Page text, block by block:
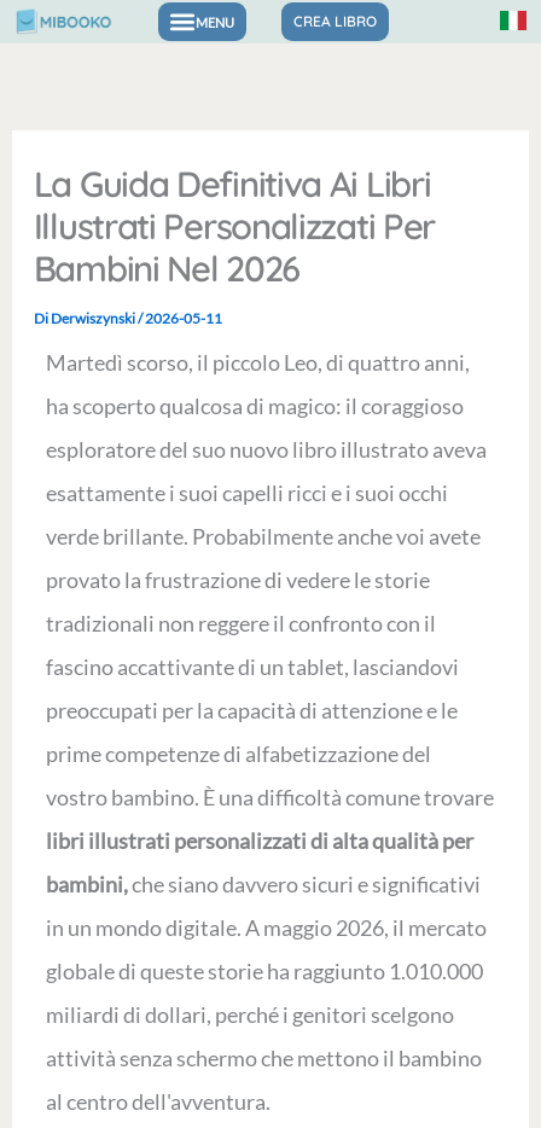
Vai
CREA LIBRO
La Guida Definitiva Ai Libri
Illustrati Personalizzati Per
Bambini Nel 2026
Di Derwiszynski/2026-05-11
Martedì scorso, il piccolo Leo, di quattro anni,
ha scoperto qualcosa di magico: il coraggioso
esploratore del suo nuovo libro illustrato aveva
esattamente i suoi capelli ricci e i suoi occhi
verde brillante. Probabilmente anche voi avete
provato la frustrazione di vedere le storie
tradizionali non reggere il confronto con il
fascino accattivante di un tablet, lasciandovi
preoccupati per la capacità di attenzione e le
prime competenze di alfabetizzazione del
vostro bambino. È una difficoltà comune trovare
libri illustrati personalizzati di alta qualità per
bambini,che siano davvero sicuri e significativi
in un mondo digitale. A maggio 2026, il mercato
globale di queste storie ha raggiunto 1.010.000
miliardi di dollari, perché i genitori scelgono
attività senza schermo che mettono il bambino
al centro dell'avventura.